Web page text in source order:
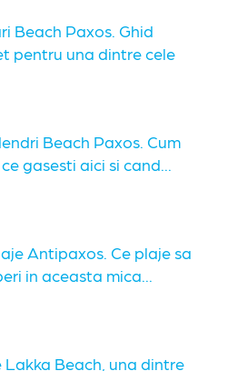
Beach Paxos. Ghid
pentru una dintre cele
Beach Paxos. Cum
gasesti aici si cand...
Antipaxos. Ce plaje sa
in aceasta mica...
Lakka Beach, una dintre